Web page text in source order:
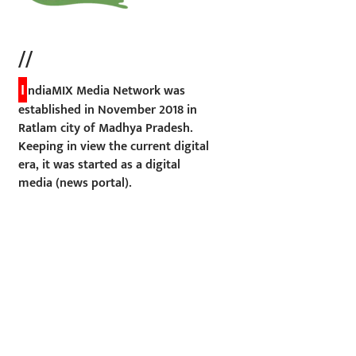
//
I ndiaMIX Media Network was
established in November 2018 in
Ratlam city of Madhya Pradesh.
Keeping in view the current digital
era, it was started as a digital
media (news portal).